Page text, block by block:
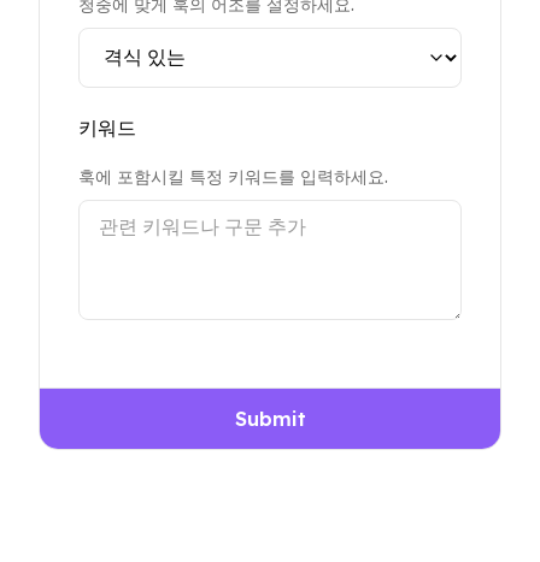
청중에 맞게 훅의 어조를 설정하세요.
키워드
훅에 포함시킬 특정 키워드를 입력하세요.
Submit